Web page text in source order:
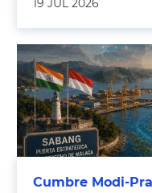
19 JUL 2026
Cumbre Modi-